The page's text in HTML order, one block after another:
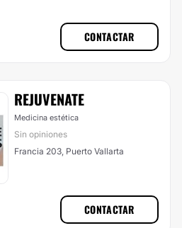
CONTACTAR
REJUVENATE
Medicina estética
Sin opiniones
Francia 203, Puerto Vallarta
CONTACTAR